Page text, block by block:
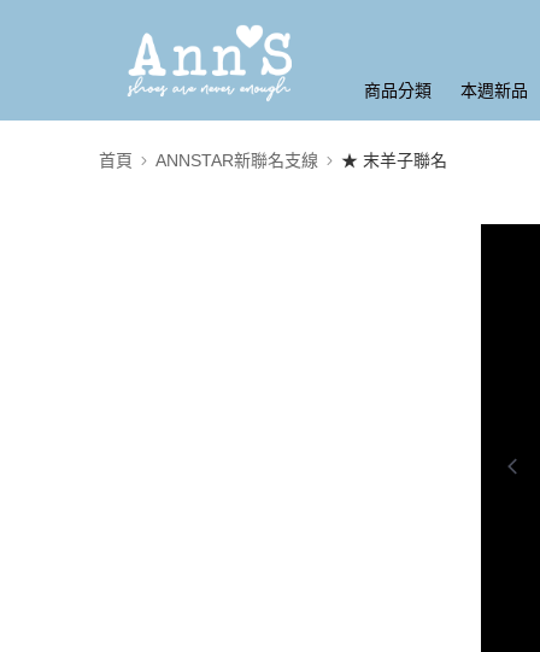
商品分類 本週新品
首頁 ANNSTAR新聯名支線 ★ 末羊子聯名